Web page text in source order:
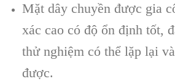
Mặt dây chuyền được gia
xác cao có độ ổn định tốt,
thử nghiệm có thể lặp lại
được.